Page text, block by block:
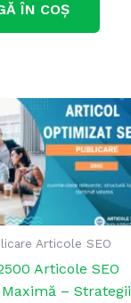
ÎN COȘ
Articole SEO
Articole SEO
– Strategii